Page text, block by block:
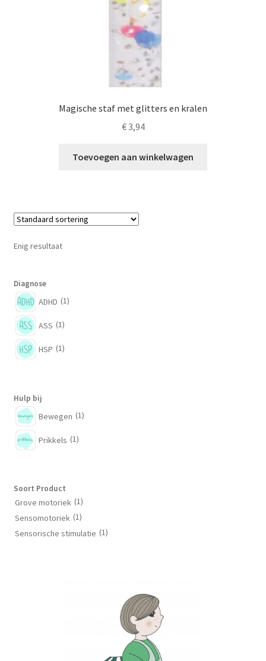
Magische staf met glitters en kralen
€3,94
Toevoegen aan winkelwagen
Enig resultaat
Diagnose
ADHD (1)
ASS (1)
HSP (1)
Hulp bij
Bewegen (1)
Prikkels (1)
Soort Product
Grove motoriek (1)
Sensomotoriek (1)
Sensorische stimulatie (1)